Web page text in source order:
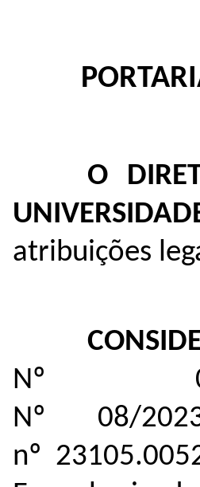
O
atribuições
Nº 07/
Nº 08/
nº